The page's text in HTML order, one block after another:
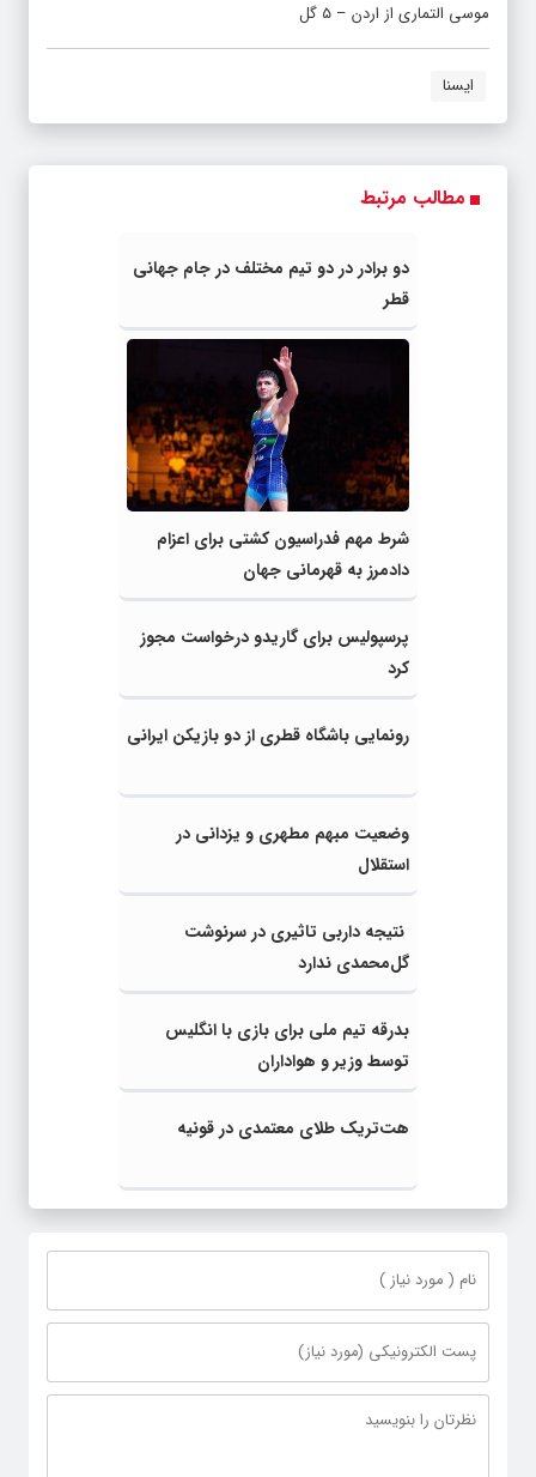
موسی التماری از اردن – ۵ گل
ایسنا
مطالب مرتبط
دو برادر در دو تیم مختلف در جام جهانی
قطر
شرط مهم فدراسیون کشتی برای اعزام
دادمرز به قهرمانی جهان
پرسپولیس برای گاریدو درخواست مجوز
کرد
رونمایی باشگاه قطری از دو بازیکن ایرانی
وضعیت مبهم مطهری و یزدانی در
استقلال
نتیجه داربی تاثیری در سرنوشت
گل‌محمدی ندارد
بدرقه تیم ملی برای بازی با انگلیس
توسط وزیر و هواداران
هت‌تریک طلای معتمدی در قونیه